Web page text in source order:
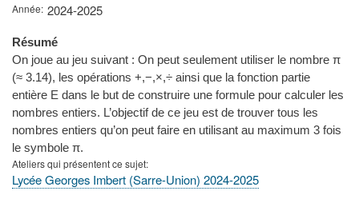
Année 2024-2025
Résumé
On joue au jeu suivant : On peut seulement utiliser le nombre π
(≈ 3.14), les opérations +,−,×,÷ ainsi que la fonction partie
entière E dans le but de construire une formule pour calculer les
nombres entiers. L’objectif de ce jeu est de trouver tous les
nombres entiers qu’on peut faire en utilisant au maximum 3 fois
le symbole π.
Ateliers qui présentent ce sujet
Lycée Georges Imbert (Sarre-Union) 2024-2025